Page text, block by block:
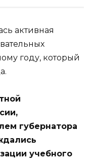
активная
году, который
губернатора
учебного